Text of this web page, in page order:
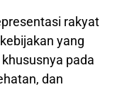
rakyat
yang
pada
dan